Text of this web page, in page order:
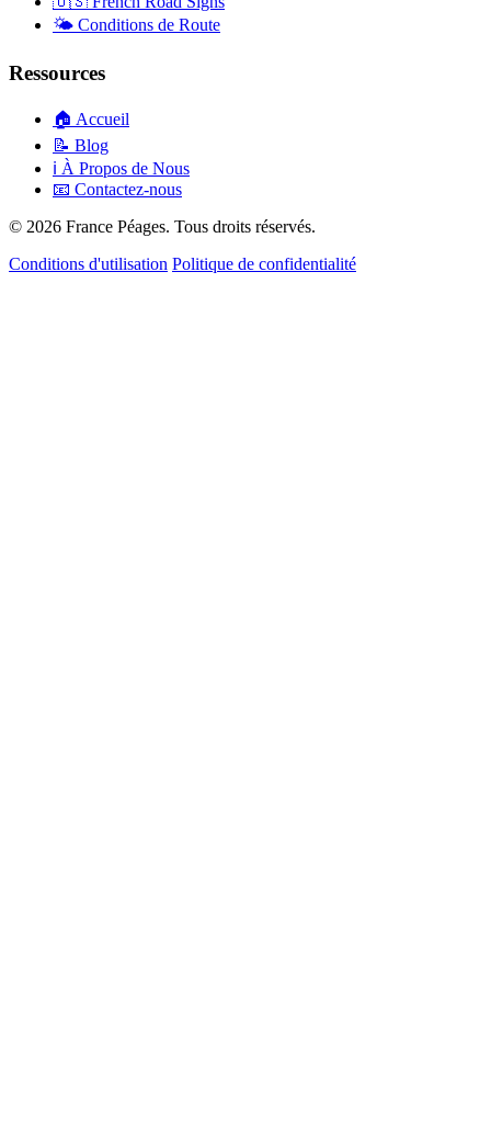
🌤️ Conditions de Route
Ressources
🏠 Accueil
📝 Blog
ℹ️ À Propos de Nous
📧 Contactez-nous
© 2026 France Péages. Tous droits réservés.
Conditions d'utilisation Politique de confidentialité